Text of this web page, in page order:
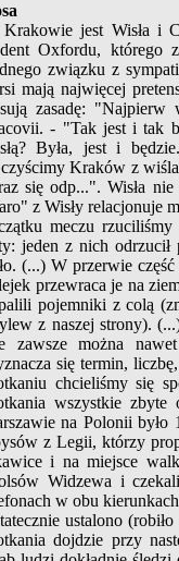
jest Wisła i
Oxfordu, którego
związku z
mają najwięcej
zasadę:
- "Tak jest i tak
Była, jest i
Kraków z
się odp...". Wisła
z Wisły relacjonuje
meczu
jeden z nich odrzucił
(...) W przerwie
przewraca je na
pojemniki z colą
z naszej strony).
zawsze można
się termin,
chcieliśmy się
wszystkie
na Polonii
z Legii, którzy
i na miejsce
Widzewa i
w obu
ustalono
dojdzie przy